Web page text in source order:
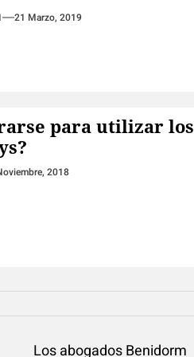
21 Marzo, 2019
para utilizar los
2018
Los abogados Benidorm